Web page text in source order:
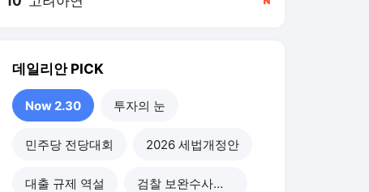
데일리안PICK
Now 2.30 투자의 눈
민주당 전당대회 2026 세법개정안
대출 규제 역설 검찰 보완수사권 폐지